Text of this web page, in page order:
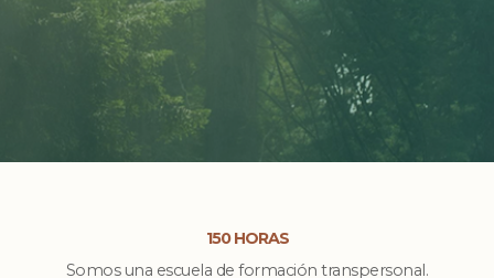
150 HORAS
Somos una escuela de formación transpersonal.